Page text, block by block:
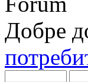
Добре